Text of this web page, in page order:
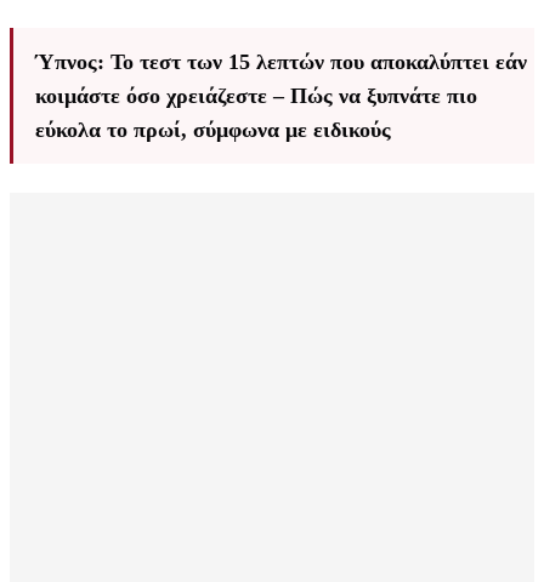
Ύπνος: Το τεστ των 15 λεπτών που αποκαλύπτει εάν
κοιμάστε όσο χρειάζεστε – Πώς να ξυπνάτε πιο
εύκολα το πρωί, σύμφωνα με ειδικούς